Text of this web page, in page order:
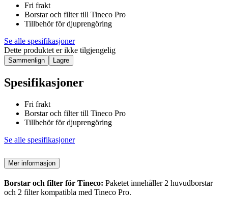
Fri frakt
Borstar och filter till Tineco Pro
Tillbehör för djuprengöring
Se alle spesifikasjoner
Dette produktet er ikke tilgjengelig
Sammenlign Lagre
Spesifikasjoner
Fri frakt
Borstar och filter till Tineco Pro
Tillbehör för djuprengöring
Se alle spesifikasjoner
Mer informasjon
Borstar och filter för Tineco: Paketet innehåller 2 huvudborstar
och 2 filter kompatibla med Tineco Pro.